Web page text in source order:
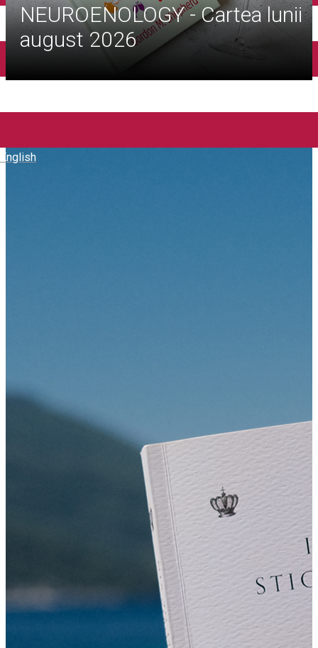
English
NEUROENOLOGY - Cartea lunii
august 2026
Articole